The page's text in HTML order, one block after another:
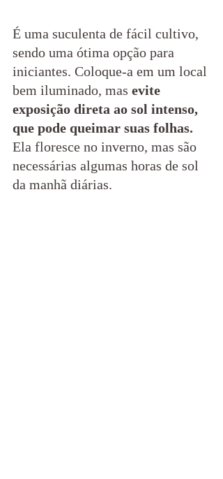
É uma suculenta de fácil cultivo,
sendo uma ótima opção para
iniciantes. Coloque-a em um local
bem iluminado, mas evite
exposição direta ao sol intenso,
que pode queimar suas folhas.
Ela floresce no inverno, mas são
necessárias algumas horas de sol
da manhã diárias.